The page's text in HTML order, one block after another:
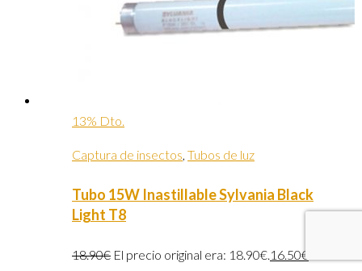
13% Dto.
Captura de insectos, Tubos de luz
Tubo 15W Inastillable Sylvania Black
Light T8
18.90€ El precio original era: 18.90€.16.50€